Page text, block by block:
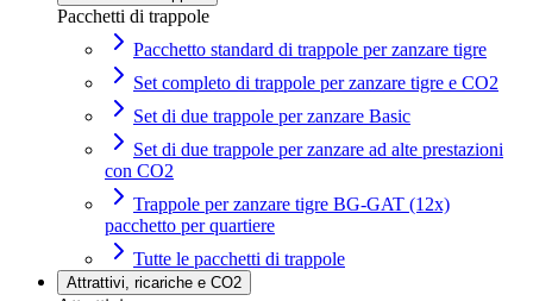
Pacchetti di trappole
Pacchetto standard di trappole per zanzare tigre
Set completo di trappole per zanzare tigre e CO2
Set di due trappole per zanzare Basic
Set di due trappole per zanzare ad alte prestazioni
con CO2
Trappole per zanzare tigre BG-GAT (12x)
pacchetto per quartiere
Tutte le pacchetti di trappole
Attrattivi, ricariche e CO2